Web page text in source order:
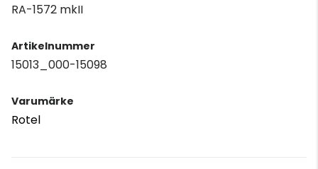
RA-1572 mkII
Artikelnummer
15013_000-15098
Varumärke
Rotel